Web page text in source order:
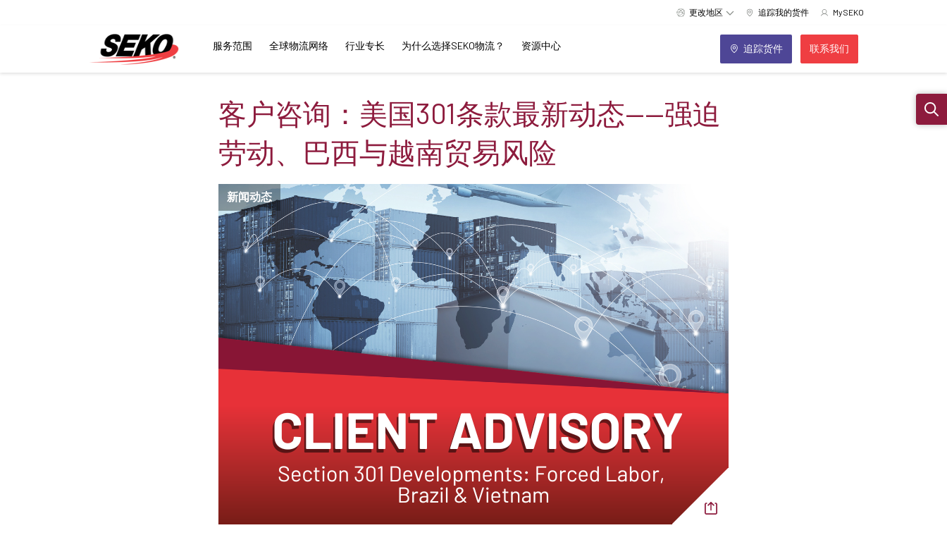
更改地区 追踪我的货件 MySEKO
服务范围 全球物流网络 行业专长 为什么选择SEKO物流？ 资源中心 追踪货件 联系我们
客户咨询：美国301条款最新动态——强迫
劳动、巴西与越南贸易风险
新闻动态